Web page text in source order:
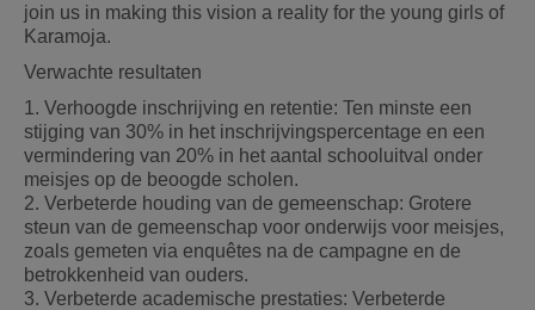
join us in making this vision a reality for the young girls of
Karamoja.
Verwachte resultaten
1. Verhoogde inschrijving en retentie: Ten minste een
stijging van 30% in het inschrijvingspercentage en een
vermindering van 20% in het aantal schooluitval onder
meisjes op de beoogde scholen.
2. Verbeterde houding van de gemeenschap: Grotere
steun van de gemeenschap voor onderwijs voor meisjes,
zoals gemeten via enquêtes na de campagne en de
betrokkenheid van ouders.
3. Verbeterde academische prestaties: Verbeterde